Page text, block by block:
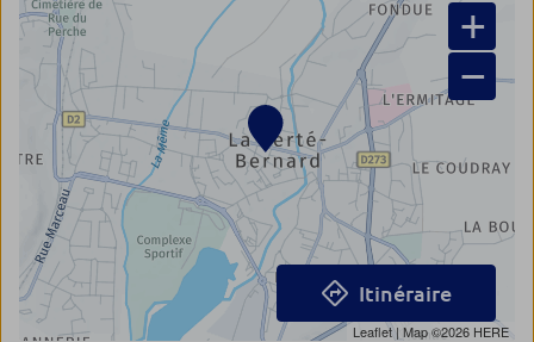
+
−
Leaflet | Map ©2026 HERE
Itinéraire